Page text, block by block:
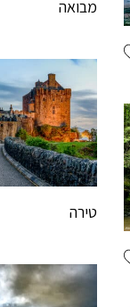
מבואה
טירה